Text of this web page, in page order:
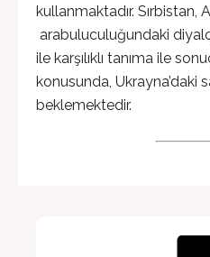
kullanmaktadır. Sırbistan,
arabuluculuğundaki
ile karşılıklı tanıma ile
konusunda, Ukrayna’daki
beklemektedir.